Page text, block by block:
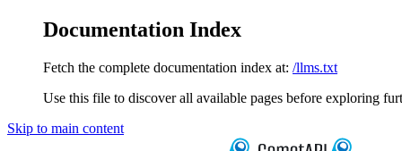
Documentation Index
Fetch the complete documentation index at: /llms.txt
Use this file to discover all available pages before exploring
Skip to main content